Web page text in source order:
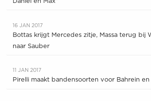
16 JAN 2017
Bottas krijgt Mercedes zitje, Massa terug bij
naar Sauber
11 JAN 2017
Pirelli maakt bandensoorten voor Bahrein